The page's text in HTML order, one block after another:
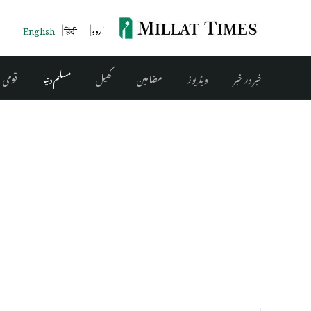
English हिंदी اردو
مسلم دنیا کھیل مضامین ویڈیوز خبر در خبر